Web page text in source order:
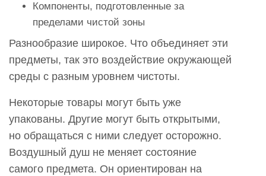
Компоненты, подготовленные за
пределами чистой зоны
Разнообразие широкое. Что объединяет эти
предметы, так это воздействие окружающей
среды с разным уровнем чистоты.
Некоторые товары могут быть уже
упакованы. Другие могут быть открытыми,
но обращаться с ними следует осторожно.
Воздушный душ не меняет состояние
самого предмета. Он ориентирован на